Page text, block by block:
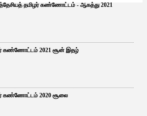
தமிழர் கண்ணோட்டம் - ஆகத்து 2021
கண்ணோட்டம் 2021 சூன் இதழ்
கண்ணோட்டம் 2020 சூலை